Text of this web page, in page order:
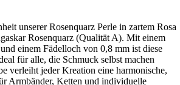
unserer Rosenquarz Perle in zartem Rosa
Rosenquarz (Qualität A). Mit einem
einem Fädelloch von 0,8 mm ist diese
für alle, die Schmuck selbst machen
verleiht jeder Kreation eine harmonische,
Armbänder, Ketten und individuelle